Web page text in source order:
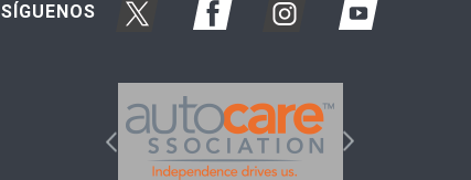
SÍGUENOS